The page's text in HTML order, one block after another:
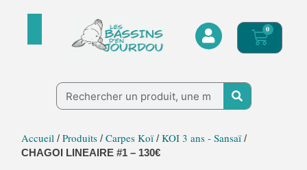
0
Panier
Rechercher
Accueil / Produits / Carpes Koï/ KOI 3 ans - Sansaï/
CHAGOI LINEAIRE #1 – 130€